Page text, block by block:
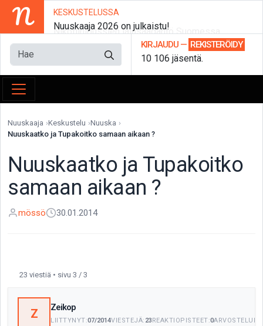
N KESKUSTELUSSA
Nikotiinipussien lainsäädäntö Suomessa
Nuuskaaja 2026 on julkaistu!
KIRJAUDU — REKISTERÖIDY
10 106 jäsentä.
Nuuskaaja Keskustelu Nuuska
Nuuskaatko ja Tupakoitko samaan aikaan ?
Nuuskaatko ja Tupakoitko
samaan aikaan ?
mössö 30.01.2014
23 viestiä • sivu 3 / 3
Z Zeikop
LIITTYNYT:07/2014VIESTEJÄ: 23REAKTIOPISTEET:0